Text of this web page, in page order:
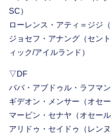
SC）
ローレンス・アティ＝ジジ
ジョセフ・アナング（セン
ィック/アイルランド）
▽DF
ババ・アブドゥル・ラフマ
ギデオン・メンサー（オセー
マービン・セナヤ（オセール
アリドゥ・セイドゥ（レンヌ